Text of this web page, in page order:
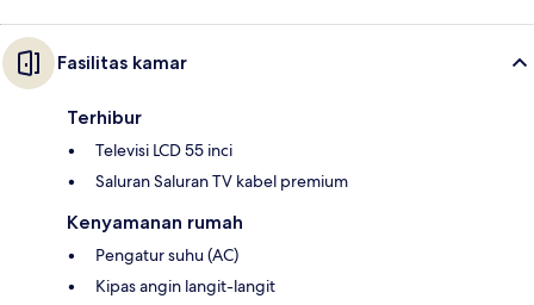
Fasilitas kamar
Terhibur
Televisi LCD 55 inci
Saluran Saluran TV kabel premium
Kenyamanan rumah
Pengatur suhu (AC)
Kipas angin langit-langit